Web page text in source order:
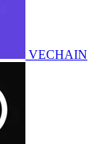
VECHAIN